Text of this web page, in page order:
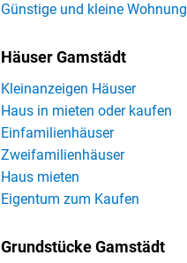
Günstige und kleine Wohnung
Häuser Gamstädt
Kleinanzeigen Häuser
Haus in mieten oder kaufen
Einfamilienhäuser
Zweifamilienhäuser
Haus mieten
Eigentum zum Kaufen
Grundstücke Gamstädt